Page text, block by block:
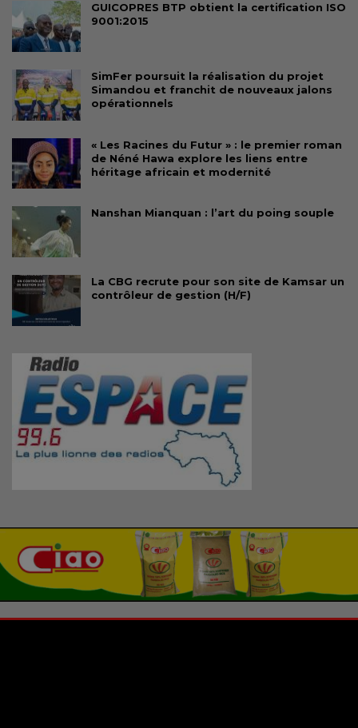
GUICOPRES BTP obtient la certification ISO
9001:2015
SimFer poursuit la réalisation du projet
Simandou et franchit de nouveaux jalons
opérationnels
« Les Racines du Futur » : le premier roman
de Néné Hawa explore les liens entre
héritage africain et modernité
Nanshan Mianquan : l’art du poing souple
La CBG recrute pour son site de Kamsar un
contrôleur de gestion (H/F)